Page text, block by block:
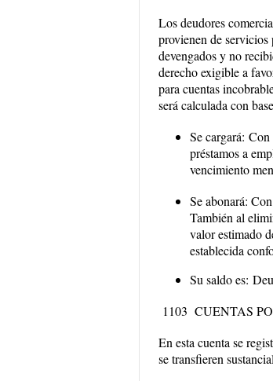
Los deudores
provienen de servicios
devengados y no
derecho exigible a
para cuentas
será calculada con
Se cargará: Con
préstamos a
vencimiento
Se abonará:
También al
valor estimado
establecida
Su saldo es:
1103 CUENTAS
En esta cuenta se
se transfieren